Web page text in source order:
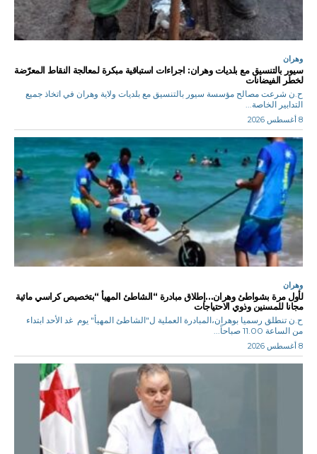
وهران
سيور بالتنسيق مع بلديات وهران: اجراءات استباقية مبكرة لمعالجة النقاط المعرّضة
لخطر الفيضانات
ح.ن شرعت مصالح مؤسسة سيور بالتنسيق مع بلديات ولاية وهران في اتخاذ جميع
التدابير الخاصة...
8 أغسطس 2026
وهران
لأول مرة بشواطئ وهران…إطلاق مبادرة “الشاطئ المهيأ “بتخصيص كراسي مائية
مجانا للمسنين وذوي الاحتياجات
ح.ن تنطلق رسميا بوهران،المبادرة العملية ل"الشاطئ المهيأ" يوم غد الأحد ابتداء
من الساعة 11.00 صباحاً...
8 أغسطس 2026